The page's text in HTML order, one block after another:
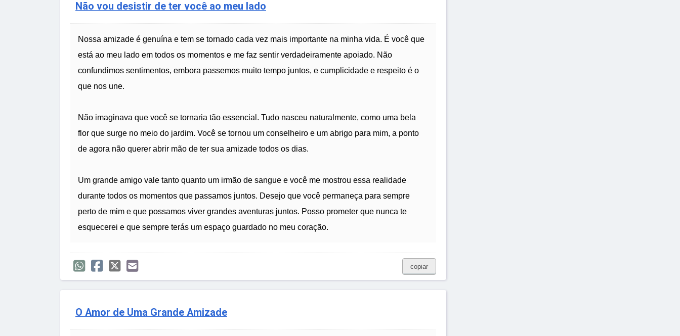
Não vou desistir de ter você ao meu lado
Nossa amizade é genuína e tem se tornado cada vez mais importante na minha vida. É você que
está ao meu lado em todos os momentos e me faz sentir verdadeiramente apoiado. Não
confundimos sentimentos, embora passemos muito tempo juntos, e cumplicidade e respeito é o
que nos une.
Não imaginava que você se tornaria tão essencial. Tudo nasceu naturalmente, como uma bela
flor que surge no meio do jardim. Você se tornou um conselheiro e um abrigo para mim, a ponto
de agora não querer abrir mão de ter sua amizade todos os dias.
Um grande amigo vale tanto quanto um irmão de sangue e você me mostrou essa realidade
durante todos os momentos que passamos juntos. Desejo que você permaneça para sempre
perto de mim e que possamos viver grandes aventuras juntos. Posso prometer que nunca te
esquecerei e que sempre terás um espaço guardado no meu coração.
copiar
O Amor de Uma Grande Amizade